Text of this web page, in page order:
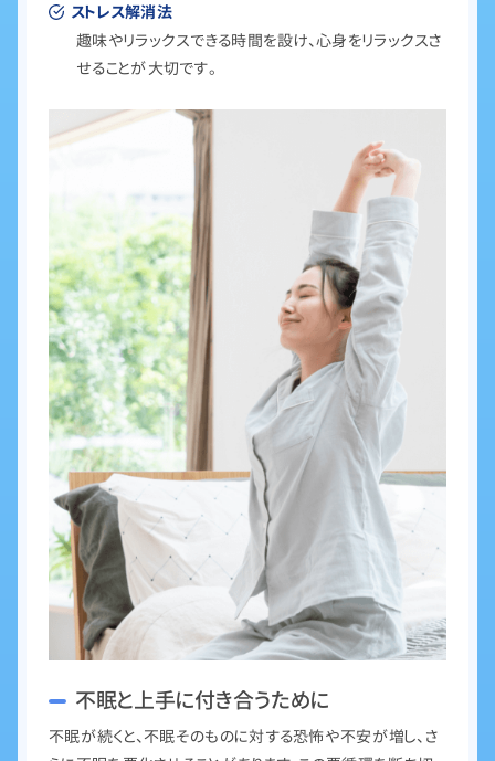
ストレス解消法
趣味やリラックスできる時間を設け、心身をリラックスさ
せることが大切です。
不眠と上手に付き合うために
不眠が続くと、不眠そのものに対する恐怖や不安が増し、さ